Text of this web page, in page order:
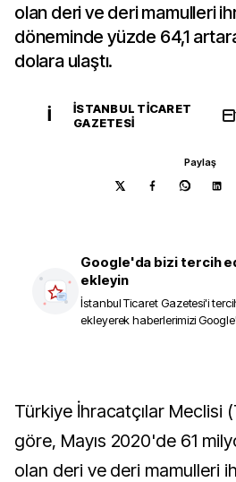
olan deri ve deri mamulleri
döneminde yüzde 64,1
dolara ulaştı.
İ
İSTANBUL TICARET
GAZETESI
Paylaş
Google'da bizi tercih
ekleyin
İstanbul Ticaret Gazetesi'i
ekleyerek haberlerimizi
Türkiye İhracatçılar Meclisi (TİM) verilerine
göre, Mayıs 2020'de 61
olan deri ve deri mamulleri